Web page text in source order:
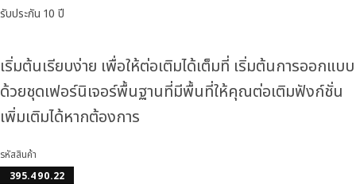
รับประกัน 10 ปี
เริ่มต้นเรียบง่าย เพื่อให้ต่อเติมได้เต็มที่ เริ่มต้นการออกแบบ
ด้วยชุดเฟอร์นิเจอร์พื้นฐานที่มีพื้นที่ให้คุณต่อเติมฟังก์ชั่น
เพิ่มเติมได้หากต้องการ
รหัสสินค้า
395.490.22